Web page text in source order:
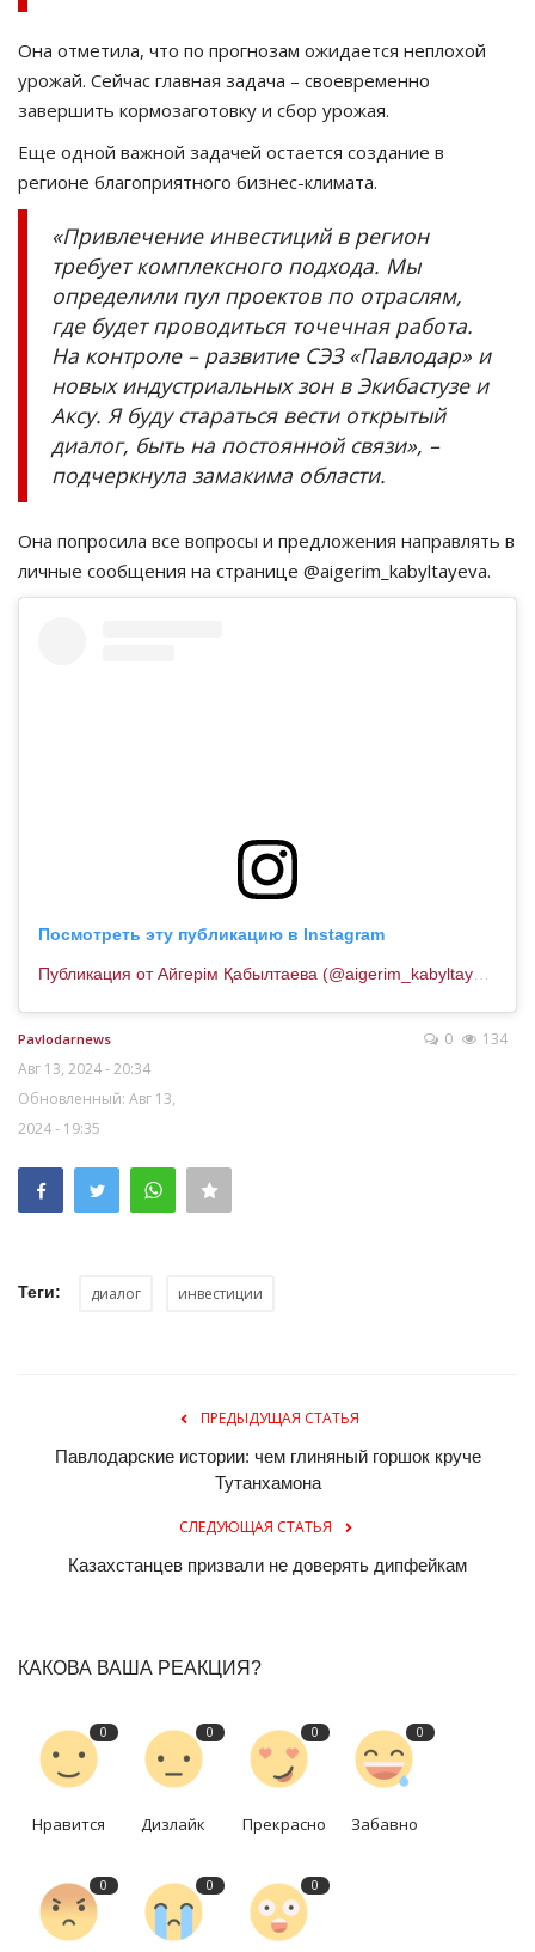
Она отметила, что по прогнозам ожидается неплохой
урожай. Сейчас главная задача – своевременно
завершить кормозаготовку и сбор урожая.
Еще одной важной задачей остается создание в
регионе благоприятного бизнес-климата.
«Привлечение инвестиций в регион
требует комплексного подхода. Мы
определили пул проектов по отраслям,
где будет проводиться точечная работа.
На контроле – развитие СЭЗ «Павлодар» и
новых индустриальных зон в Экибастузе и
Аксу. Я буду стараться вести открытый
диалог, быть на постоянной связи», –
подчеркнула замакима области.
Она попросила все вопросы и предложения направлять в
личные сообщения на странице @aigerim_kabyltayeva.
Посмотреть эту публикацию в Instagram
Pavlodarnews
Авг 13, 2024 - 20:34
Обновленный: Авг 13,
2024 - 19:35
0 134
Теги: диалог инвестиции
ПРЕДЫДУЩАЯ СТАТЬЯ
Павлодарские истории: чем глиняный горшок круче
Тутанхамона
СЛЕДУЮЩАЯ СТАТЬЯ
Казахстанцев призвали не доверять дипфейкам
КАКОВА ВАША РЕАКЦИЯ?
0
Нравится
0
Дизлайк
0
Прекрасно
0
Забавно
0 0 0